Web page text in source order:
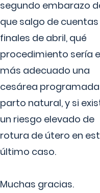
segundo embarazo
que salgo de cuentas
finales de abril, qué
procedimiento sería
más adecuado una
cesárea
parto natural, y si
un riesgo elevado de
rotura de útero en
último caso.
Muchas gracias.